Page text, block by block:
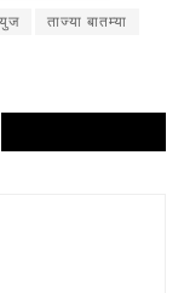
ताज्या बातम्या